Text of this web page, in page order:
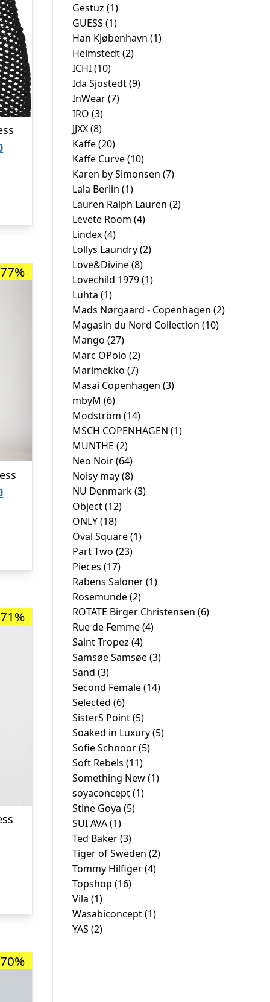
Den
kr. 400,00.
Den
kr. 600,00.
79,00.
Gestuz (1)
GUESS (1)
Han Kjøbenhavn (1)
Helmstedt(2)
ICHI(10)
Ida Sjöstedt(9)
InWear(7)
IRO (3)
JJXX(8)
Kaffe(20)
Kaffe Curve(10)
Karen by Simonsen (7)
Lala Berlin (1)
Lauren Ralph Lauren (2)
Levete Room (4)
Lindex(4)
Lollys Laundry(2)
Love&Divine(8)
Lovechild 1979(1)
Luhta (1)
Mads Nørgaard - Copenhagen (2)
Magasin du Nord Collection (10)
Mango (27)
Marc OPolo (2)
Marimekko (7)
Masai Copenhagen (3)
mbyM (6)
Modström (14)
MSCH COPENHAGEN (1)
MUNTHE (2)
Neo Noir(64)
Noisy may(8)
NÜ Denmark(3)
Object(12)
ONLY(18)
Oval Square(1)
Part Two (23)
Pieces (17)
Rabens Saloner(1)
Rosemunde(2)
ROTATE Birger Christensen (6)
Rue de Femme(4)
Saint Tropez (4)
Samsøe Samsøe(3)
Sand (3)
Second Female(14)
Selected (6)
SisterS Point(5)
Soaked in Luxury(5)
Sofie Schnoor(5)
Soft Rebels (11)
Something New(1)
soyaconcept(1)
Stine Goya (5)
SUI AVA(1)
Ted Baker(3)
Tiger of Sweden (2)
Tommy Hilfiger(4)
Topshop (16)
Vila (1)
Wasabiconcept(1)
YAS (2)